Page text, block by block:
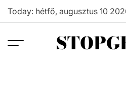
Skip
Today: hétfő, augusztus 10